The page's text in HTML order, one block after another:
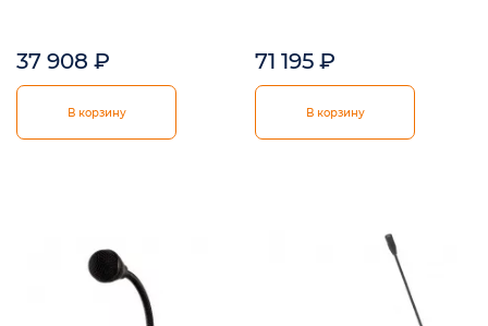
37 908 ₽
В корзину
71 195 ₽
В корзину